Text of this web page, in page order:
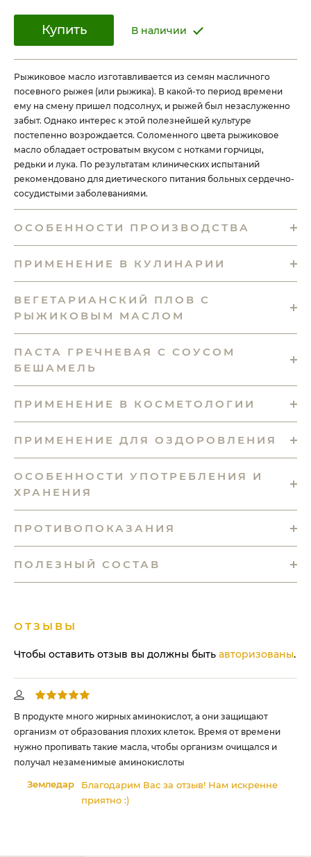
Рыжиковое масло изготавливается из семян масличного
посевного рыжея (или рыжика). В какой-то период времени
ему на смену пришел подсолнух, и рыжей был незаслуженно
забыт. Однако интерес к этой полезнейшей культуре
постепенно возрождается. Соломенного цвета рыжиковое
масло обладает островатым вкусом с нотками горчицы,
редьки и лука. По результатам клинических испытаний
рекомендовано для диетического питания больных сердечно-
сосудистыми заболеваниями.
ОСОБЕННОСТИ ПРОИЗВОДСТВА
ПРИМЕНЕНИЕ В КУЛИНАРИИ
ВЕГЕТАРИАНСКИЙ ПЛОВ С
РЫЖИКОВЫМ МАСЛОМ
ПАСТА ГРЕЧНЕВАЯ С СОУСОМ
БЕШАМЕЛЬ
ПРИМЕНЕНИЕ В КОСМЕТОЛОГИИ
Купить В наличии
ПРИМЕНЕНИЕ ДЛЯ ОЗДОРОВЛЕНИЯ
ОСОБЕННОСТИ УПОТРЕБЛЕНИЯ И
ХРАНЕНИЯ
ПРОТИВОПОКАЗАНИЯ
ПОЛЕЗНЫЙ СОСТАВ
ОТЗЫВЫ
В продукте много жирных аминокислот, а они защищают
организм от образования плохих клеток. Время от времени
нужно пропивать такие масла, чтобы организм очищался и
получал незаменимые аминокислоты
Земледар
Благодарим Вас за отзыв! Нам искренне
приятно :)
Чтобы оставить отзыв вы должны быть авторизованы.